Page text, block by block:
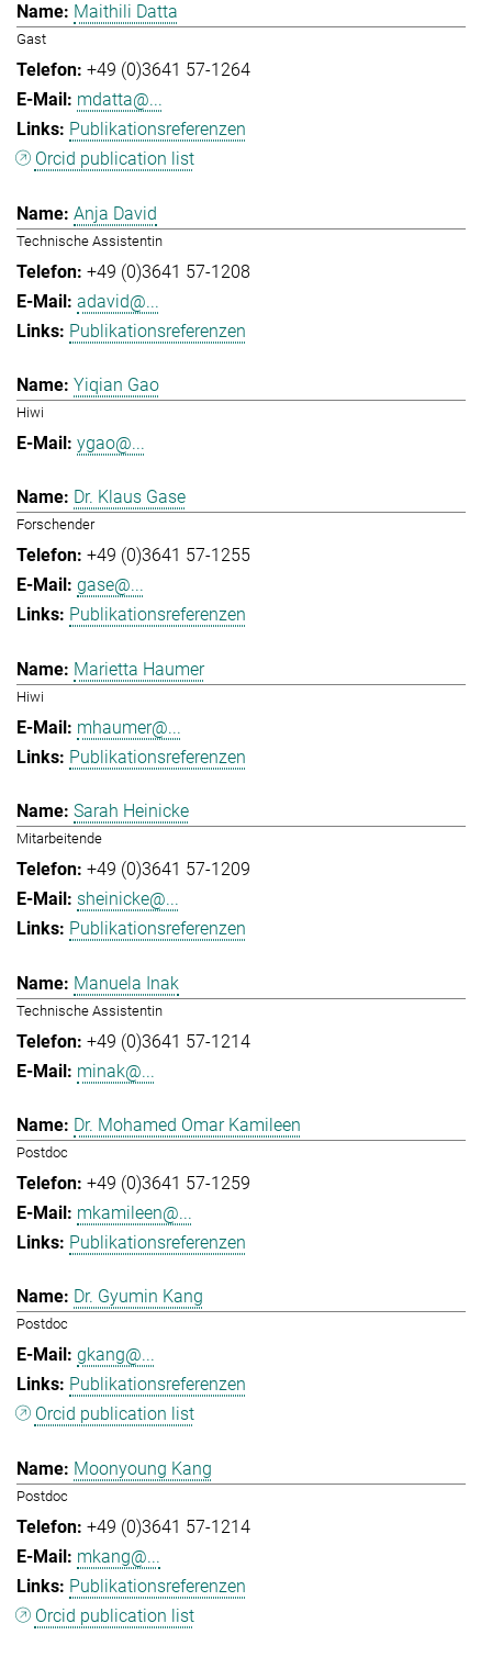
Maithili Datta
Gast
+49 (0)3641 57-1264
mdatta@...
Publikationsreferenzen
Orcid publication list
Anja David
Technische Assistentin
+49 (0)3641 57-1208
adavid@...
Publikationsreferenzen
Yiqian Gao
Hiwi
ygao@...
Dr. Klaus Gase
Forschender
+49 (0)3641 57-1255
gase@...
Publikationsreferenzen
Marietta Haumer
Hiwi
mhaumer@...
Publikationsreferenzen
Sarah Heinicke
Mitarbeitende
+49 (0)3641 57-1209
sheinicke@...
Publikationsreferenzen
Manuela Inak
Technische Assistentin
+49 (0)3641 57-1214
minak@...
Dr. Mohamed Omar Kamileen
Postdoc
+49 (0)3641 57-1259
mkamileen@...
Publikationsreferenzen
Dr. Gyumin Kang
Postdoc
gkang@...
Publikationsreferenzen
Orcid publication list
Moonyoung Kang
Postdoc
+49 (0)3641 57-1214
mkang@...
Publikationsreferenzen
Orcid publication list